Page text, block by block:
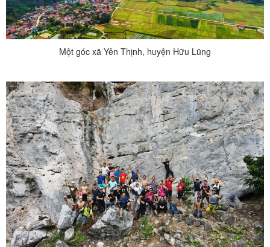
Một góc xã Yên Thịnh, huyện Hữu Lũng